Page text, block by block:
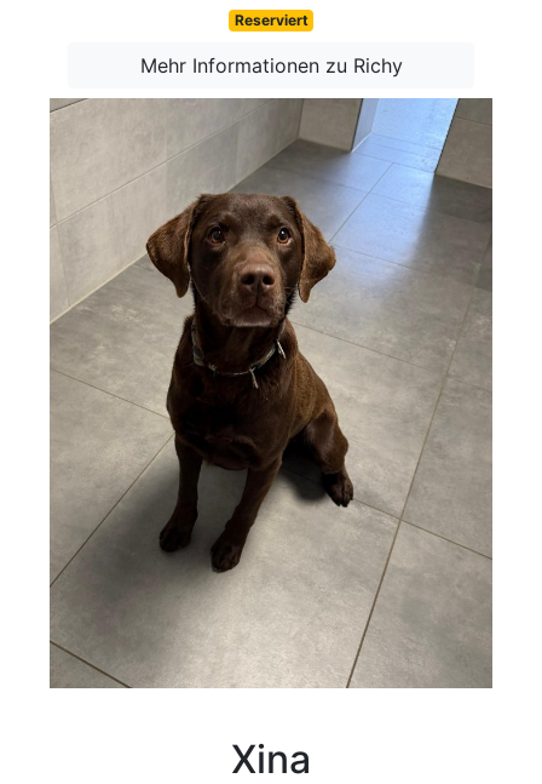
Reserviert
Mehr Informationen zu Richy
Xina